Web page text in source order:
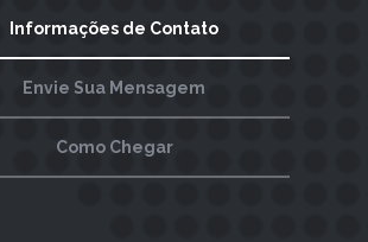
Informações de Contato
Envie Sua Mensagem
Como Chegar